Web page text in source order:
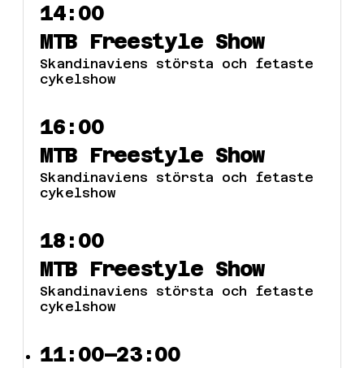
14:00
MTB Freestyle Show
Skandinaviens största och fetaste
cykelshow
16:00
MTB Freestyle Show
Skandinaviens största och fetaste
cykelshow
18:00
MTB Freestyle Show
Skandinaviens största och fetaste
cykelshow
11:00–23:00